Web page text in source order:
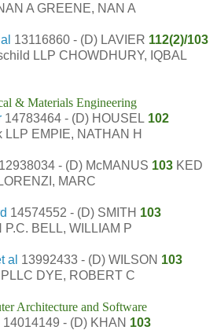
A GREENE, NAN A
13116860 - (D) LAVIER 112(2)/103
LLP CHOWDHURY, IQBAL
& Materials Engineering
14783464 - (D) HOUSEL 102
LLP EMPIE, NATHAN H
12938034 - (D) McMANUS 103 KED
MARC
14574552 - (D) SMITH 103
BELL, WILLIAM P
al 13992433 - (D) WILSON 103
DYE, ROBERT C
Architecture and Software
14014149 - (D) KHAN 103